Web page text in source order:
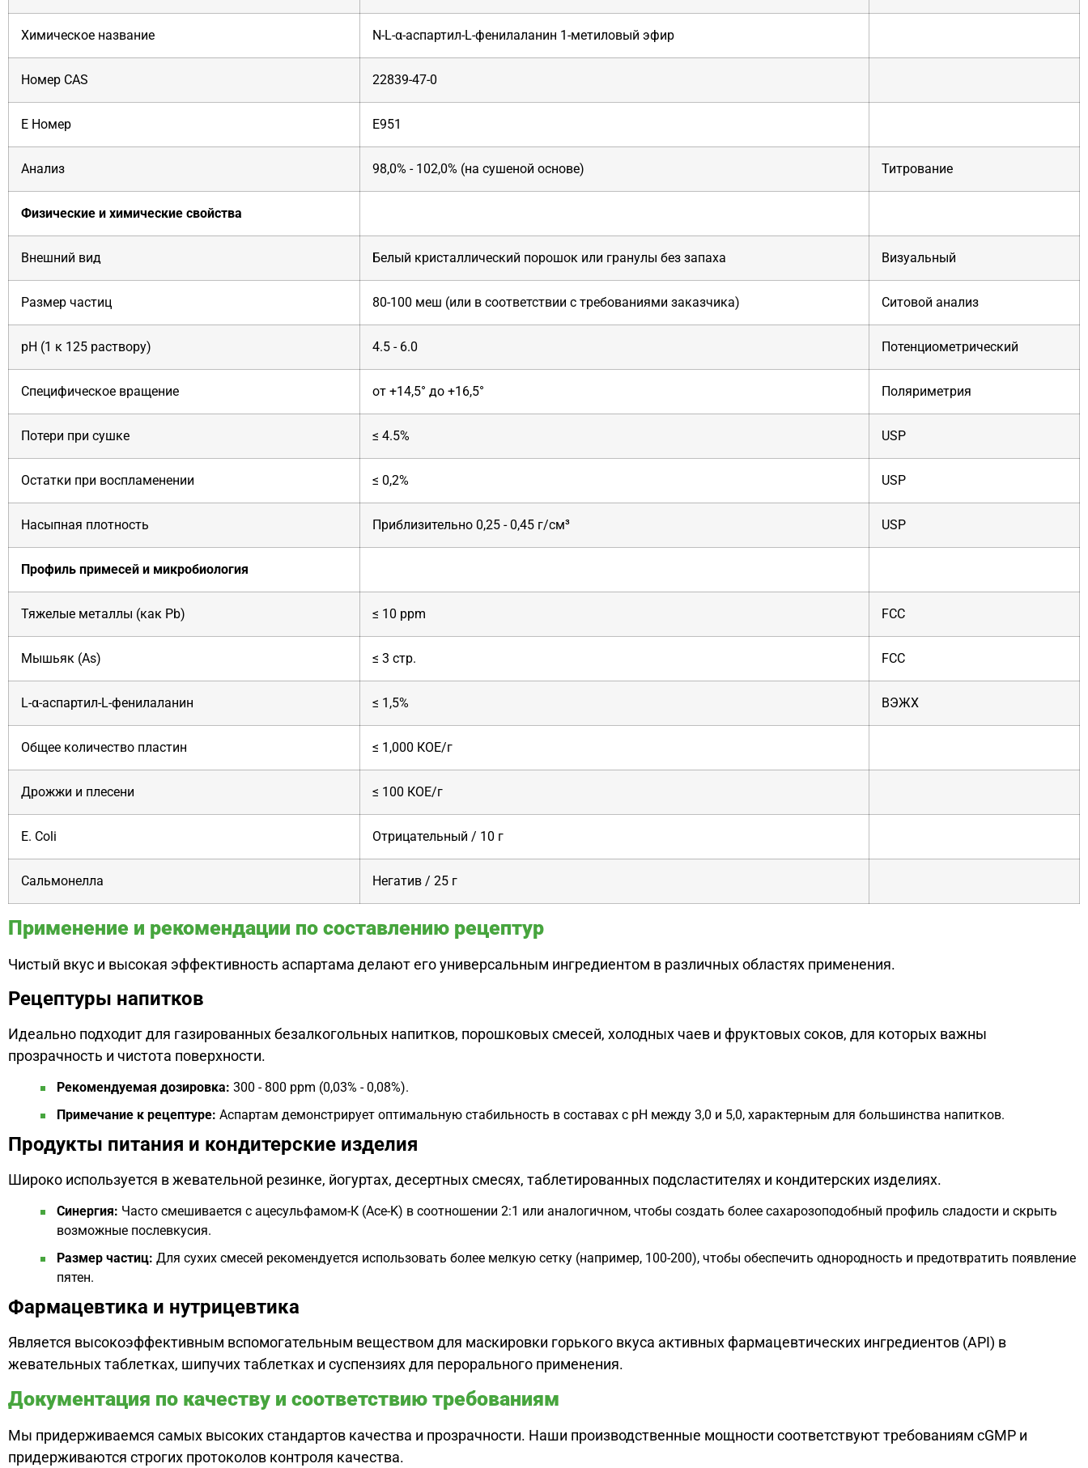
Химическое название N-L-α-аспартил-L-фенилаланин 1-метиловый эфир
Номер CAS 22839-47-0
E Номер E951
Анализ 98,0% - 102,0% (на сушеной основе) Титрование
Физические и химические свойства
Внешний вид Белый кристаллический порошок или гранулы без запаха Визуальный
Размер частиц 80-100 меш (или в соответствии с требованиями заказчика) Ситовой анализ
pH (1 к 125 раствору) 4.5 - 6.0 Потенциометрический
Специфическое вращение от +14,5° до +16,5° Поляриметрия
Потери при сушке ≤ 4.5% USP
Остатки при воспламенении ≤ 0,2% USP
Насыпная плотность Приблизительно 0,25 - 0,45 г/см³ USP
Профиль примесей и микробиология
Тяжелые металлы (как Pb) ≤ 10 ppm FCC
Мышьяк (As) ≤ 3 стр. FCC
L-α-аспартил-L-фенилаланин ≤ 1,5% ВЭЖХ
Общее количество пластин ≤ 1,000 КОЕ/г
Дрожжи и плесени ≤ 100 КОЕ/г
E. Coli Отрицательный / 10 г
Сальмонелла Негатив / 25 г
Применение и рекомендации по составлению рецептур
Чистый вкус и высокая эффективность аспартама делают его универсальным ингредиентом в различных областях применения.
Рецептуры напитков
Идеально подходит для газированных безалкогольных напитков, порошковых смесей, холодных чаев и фруктовых соков, для которых важны
прозрачность и чистота поверхности.
Рекомендуемая дозировка: 300 - 800 ppm (0,03% - 0,08%).
Примечание к рецептуре: Аспартам демонстрирует оптимальную стабильность в составах с рН между 3,0 и 5,0, характерным для большинства напитков.
Продукты питания и кондитерские изделия
Широко используется в жевательной резинке, йогуртах, десертных смесях, таблетированных подсластителях и кондитерских изделиях.
Синергия: Часто смешивается с ацесульфамом-К (Ace-K) в соотношении 2:1 или аналогичном, чтобы создать более сахарозоподобный профиль сладости и скрыть
возможные послевкусия.
Размер частиц: Для сухих смесей рекомендуется использовать более мелкую сетку (например, 100-200), чтобы обеспечить однородность и предотвратить появление
пятен.
Фармацевтика и нутрицевтика
Является высокоэффективным вспомогательным веществом для маскировки горького вкуса активных фармацевтических ингредиентов (API) в
жевательных таблетках, шипучих таблетках и суспензиях для перорального применения.
Документация по качеству и соответствию требованиям
Мы придерживаемся самых высоких стандартов качества и прозрачности. Наши производственные мощности соответствуют требованиям cGMP и
придерживаются строгих протоколов контроля качества.